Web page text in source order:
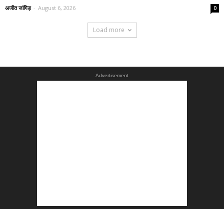
अजीत जांगिड़ - August 6, 2026 0
Load more
Advertisement